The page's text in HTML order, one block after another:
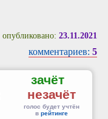
опубликовано: 23.11.2021
комментариев: 5
зачёт
незачёт
голос будет учтён
в рейтинге